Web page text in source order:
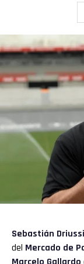
Sebastián Driussi
del Mercado de